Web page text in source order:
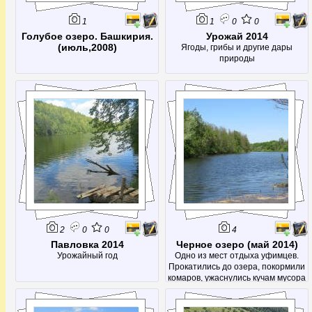
1
Голубое озеро. Башкирия.
(июль,2008)
1 0 0
Урожай 2014
Ягоды, грибы и другие дары
природы
2 0 0
Павловка 2014
Урожайный год
4
Черное озеро (май 2014)
Одно из мест отдыха уфимцев.
Прокатились до озера, покормили
комаров, ужаснулись кучам мусора
по берегу и в самом озере :(